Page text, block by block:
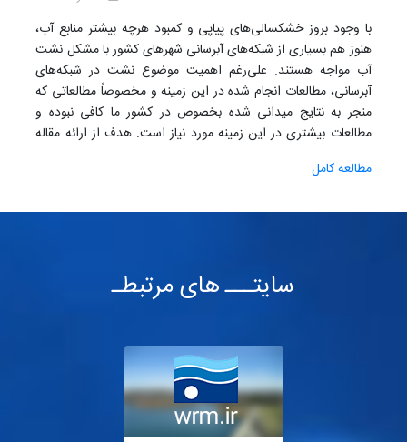
با وجود بروز خشکسالی‌های پیاپی و کمبود هرچه بیشتر منابع آب،
هنوز هم بسیاری از شبکه‌های آبرسانی شهرهای کشور با مشکل نشت
آب مواجه هستند. علی‌رغم اهمیت موضوع نشت در شبکه‌های
آبرسانی، مطالعات انجام شده در این زمینه و مخصوصاً مطالعاتی که
منجر به نتایج میدانی شده بخصوص در کشور ما کافی نبوده و
مطالعات بیشتری در این زمینه مورد نیاز است. هدف از ارائه مقاله
تغییرات فشار شبکه بر مقادیر حداقل جریان شبانه، جریان ورودی به
شمالی شهر تهران به عنوان پایلوت انتخاب شده و پس از اندازه‌گیری
با نصب شیرهای فشارشکن دارای کنترلگر، میزان فشار شبکه در
ساعت‌ها و شرایط مختلف تنظیم گردیده و هر بار مقادیر پارامترهای
محاسبات نشت در شبکه معرفی می‌گردد.
مطالعه کامل
سایتـــ های مرتبطـ